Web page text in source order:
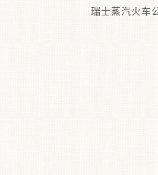
瑞士蒸汽火车